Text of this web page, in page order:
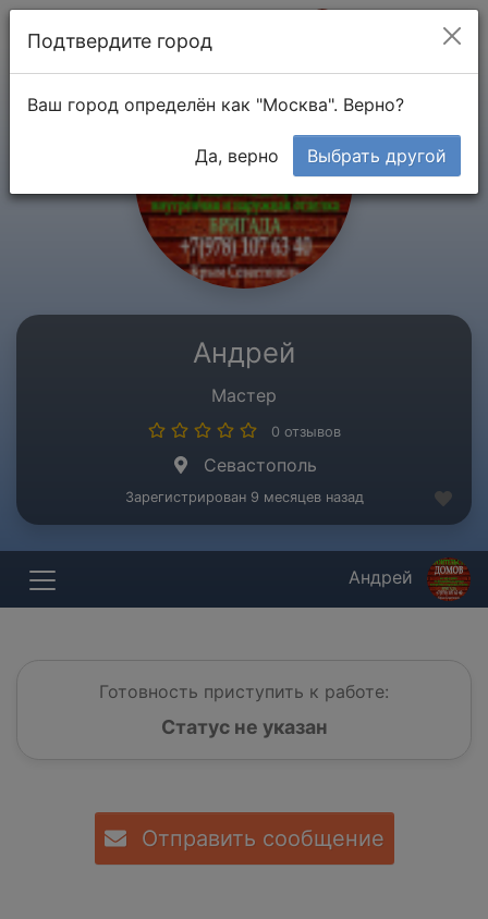
Андрей
Мастер
0 отзывов
Севастополь
Зарегистрирован 9 месяцев назад
Андрей
Готовность приступить к работе:
Статус не указан
Отправить сообщение
Подтвердите город
Ваш город определён как "Москва". Верно?
Да, верно Выбрать другой